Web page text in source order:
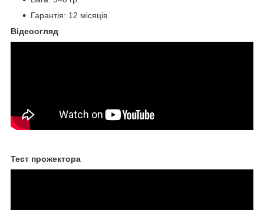
Гарантія: 12 місяців.
Відеоогляд
Тест прожектора